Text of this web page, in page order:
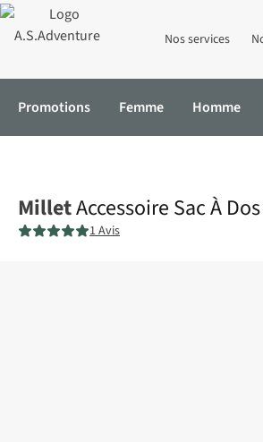
Nos services
Promotions Femme Homme
MilletAccessoire Sac À
1 Avis